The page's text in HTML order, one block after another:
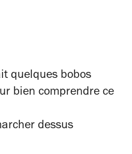
quelques bobos
bien comprendre ce
dessus